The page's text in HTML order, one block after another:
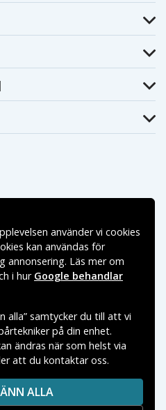
Spares Nordic AB
SIDAN TILLHÖR RESPEKTIVE
ÄGARE.
använder vi cookies
kan användas för
annonsering. Läs mer om
i hur Google behandlar
alla” samtycker du till att vi
på din enhet.
ändras när som helst via
att du kontaktar oss.
ALLA